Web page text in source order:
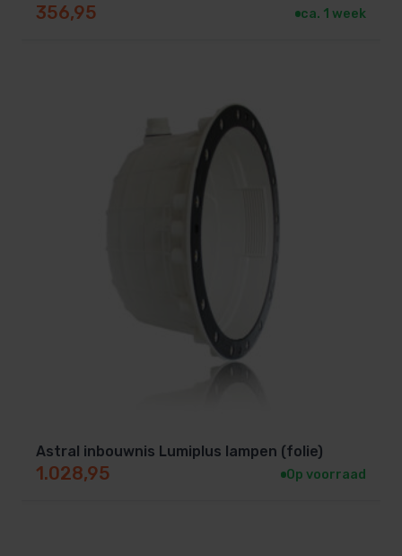
356,95 ca. 1 week
Astral inbouwnis Lumiplus lampen (folie)
1.028,95 Op voorraad